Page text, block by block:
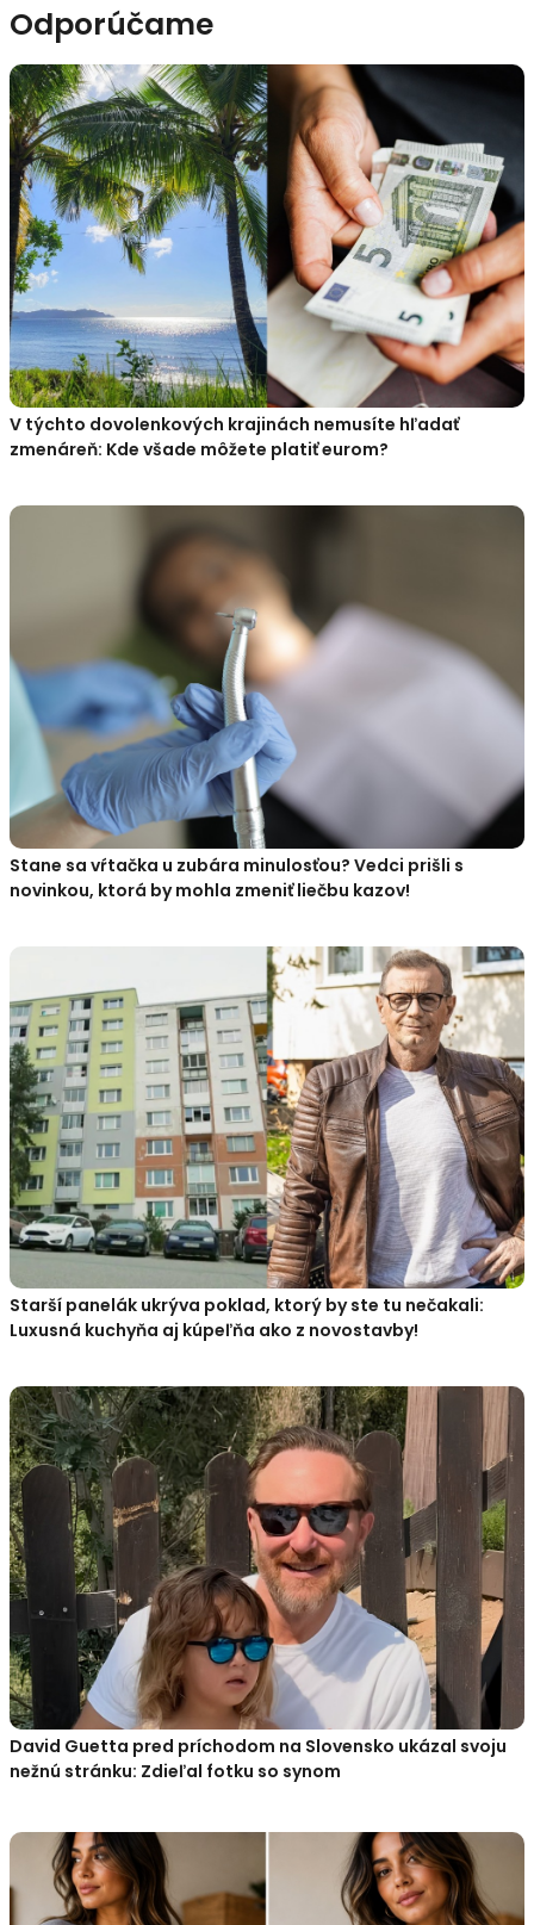
Odporúčame
V týchto dovolenkových krajinách nemusíte hľadať
zmenáreň: Kde všade môžete platiť eurom?
Stane sa vŕtačka u zubára minulosťou? Vedci prišli s
novinkou, ktorá by mohla zmeniť liečbu kazov!
Starší panelák ukrýva poklad, ktorý by ste tu nečakali:
Luxusná kuchyňa aj kúpeľňa ako z novostavby!
David Guetta pred príchodom na Slovensko ukázal svoju
nežnú stránku: Zdieľal fotku so synom